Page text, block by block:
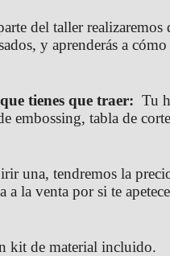
del taller realizaremos
y aprenderás a
tienes que traer: Tu
embossing, tabla de
una, tendremos la
a la venta por si te
kit de material incluido.